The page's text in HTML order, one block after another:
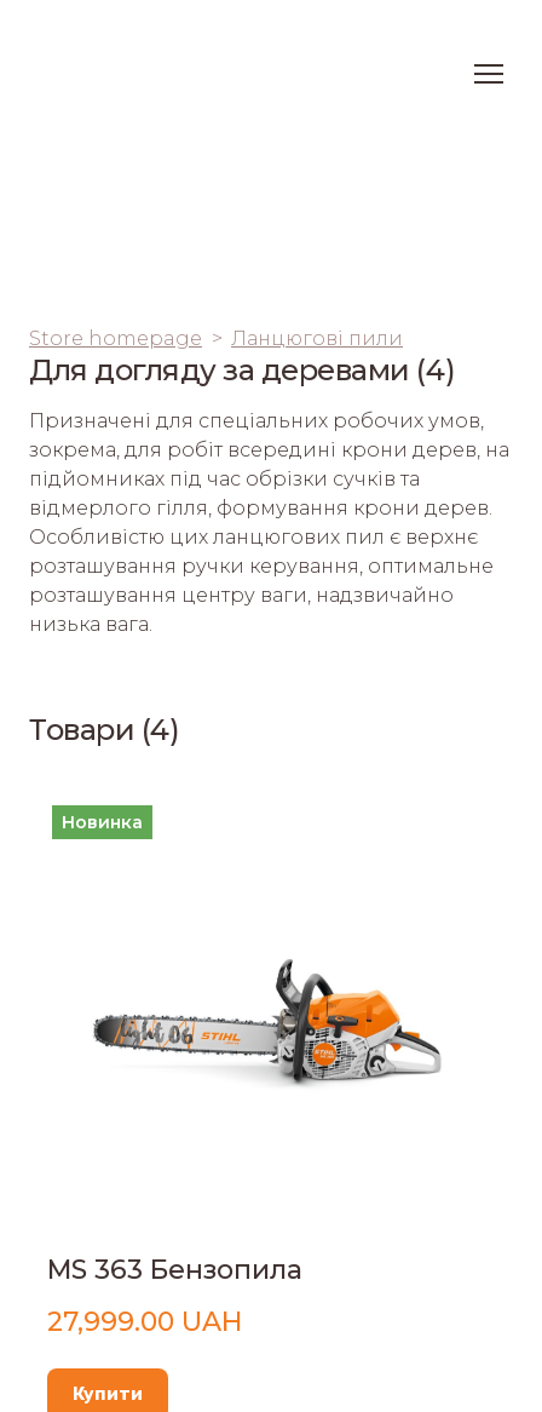
Store homepage Ланцюгові пили
Для догляду за деревами (4)
Призначені для спеціальних робочих умов,
зокрема, для робіт всередині крони дерев, на
підйомниках під час обрізки сучків та
відмерлого гілля, формування крони дерев.
Особливістю цих ланцюгових пил є верхнє
розташування ручки керування, оптимальне
розташування центру ваги, надзвичайно
низька вага.
Товари (4)
Новинка
MS 363 Бензопила
27,999.00 UAH
Купити